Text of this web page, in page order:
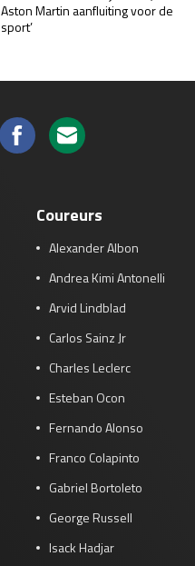
Aston Martin aanfluiting voor de
sport’
Coureurs
Alexander Albon
Andrea Kimi Antonelli
Arvid Lindblad
Carlos Sainz Jr
Charles Leclerc
Esteban Ocon
Fernando Alonso
Franco Colapinto
Gabriel Bortoleto
George Russell
Isack Hadjar